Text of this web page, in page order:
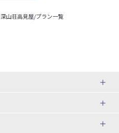
深山荘高見屋/プラン一覧